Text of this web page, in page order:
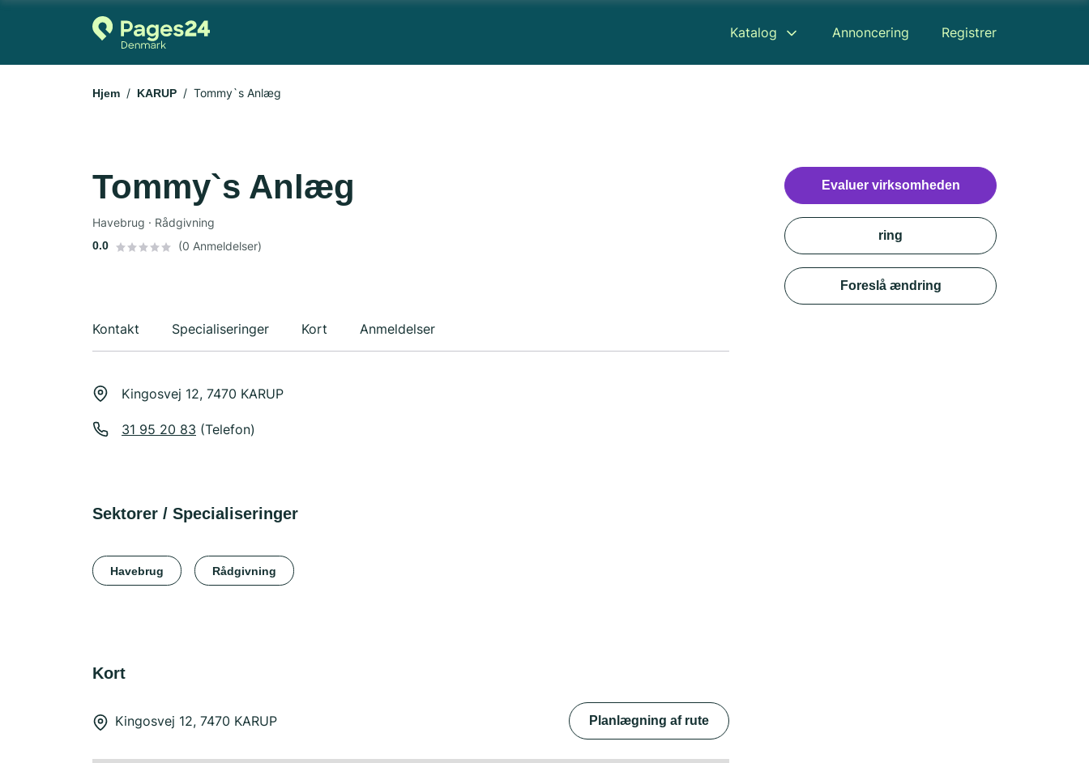
Katalog Annoncering Registrer
Hjem KARUP Tommy`s Anlæg
Tommy`s Anlæg
Havebrug · Rådgivning
0.0 (0 Anmeldelser)
Kontakt Specialiseringer Kort Anmeldelser
Kingosvej 12, 7470 KARUP
31 95 20 83 (Telefon)
Sektorer / Specialiseringer
Havebrug Rådgivning
Kort
Kingosvej 12, 7470 KARUP Planlægning af rute
Evaluer virksomheden
ring
Foreslå ændring